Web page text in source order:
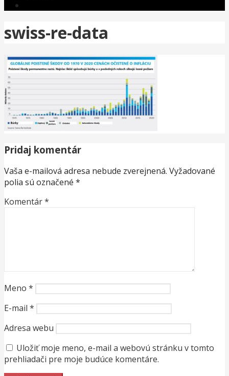
swiss-re-data
Pridaj komentár
Vaša e-mailová adresa nebude zverejnená. Vyžadované
polia sú označené *
Komentár*
Meno *
E-mail *
Adresa webu
Uložiť moje meno, e-mail a webovú stránku v tomto
prehliadači pre moje budúce komentáre.